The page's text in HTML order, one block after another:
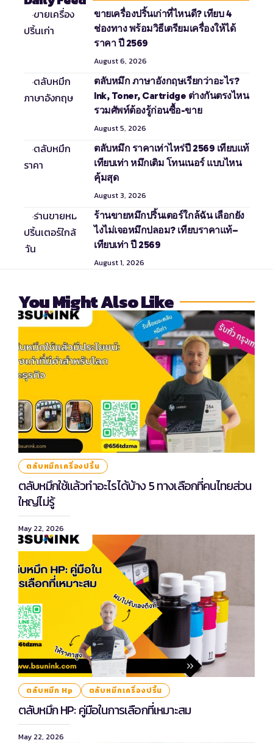
ขายเครื่องปริ้นเก่าที่ไหนดี? เทียบ 4
ช่องทาง พร้อมวิธีเตรียมเครื่องให้ได้
ราคา ปี 2569
August 6, 2026
ตลับหมึก ภาษาอังกฤษเรียกว่าอะไร?
Ink, Toner, Cartridge ต่างกันตรงไหน
รวมศัพท์ต้องรู้ก่อนซื้อ-ขาย
August 5, 2026
ตลับหมึก ราคาเท่าไหร่ปี 2569 เทียบแท้
เทียบเท่า หมึกเติม โทนเนอร์ แบบไหน
คุ้มสุด
August 3, 2026
ร้านขายหมึกปริ้นเตอร์ใกล้ฉัน เลือกยัง
ไงไม่เจอหมึกปลอม? เทียบราคาแท้–
เทียบเท่า ปี 2569
August 1, 2026
You Might Also Like
ตลับหมึกเครื่องปริ้น
ตลับหมึกใช้แล้วทำอะไรได้บ้าง 5 ทางเลือกที่คนไทยส่วน
ใหญ่ไม่รู้
May 22, 2026
ตลับหมึก Hp ตลับหมึกเครื่องปริ้น
ตลับหมึก HP: คู่มือในการเลือกที่เหมาะสม
May 22, 2026